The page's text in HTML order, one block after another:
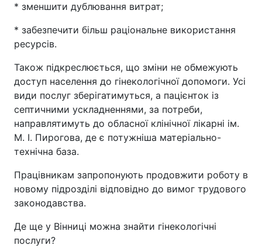
* зменшити дублювання витрат;
* забезпечити більш раціональне використання
ресурсів.
Також підкреслюється, що зміни не обмежують
доступ населення до гінекологічної допомоги. Усі
види послуг зберігатимуться, а пацієнток із
септичними ускладненнями, за потреби,
направлятимуть до обласної клінічної лікарні ім.
М. І. Пирогова, де є потужніша матеріально-
технічна база.
Працівникам запропонують продовжити роботу в
новому підрозділі відповідно до вимог трудового
законодавства.
Де ще у Вінниці можна знайти гінекологічні
послуги?